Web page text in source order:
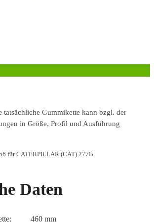
tatsächliche Gummikette kann bzgl. der
in Größe, Profil und Ausführung
für CATERPILLAR (CAT) 277B
Daten
460 mm